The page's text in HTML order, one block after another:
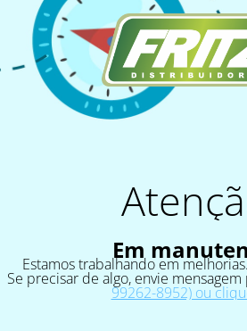
Em
Estamos trabalhando em
Se precisar de algo, envie mensagem
99262-8952) ou